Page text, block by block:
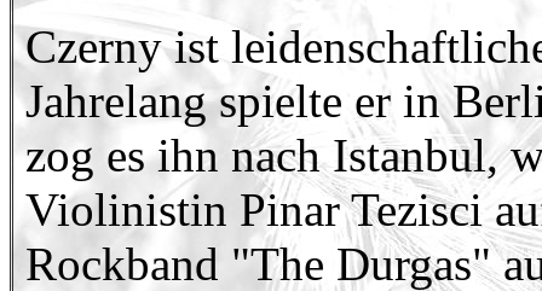
Czerny ist
Jahrelang spielte er in
zog es ihn nach Istanbul,
Violinistin Pinar Tezisci
Rockband "The Durgas"